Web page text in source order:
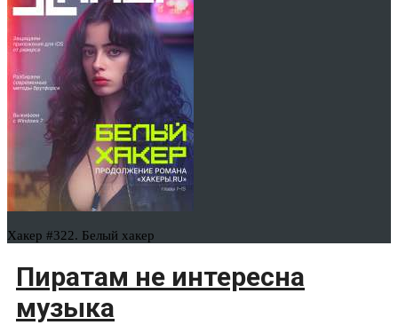
Хакер #322. Белый хакер
Пиратам не интересна
музыка